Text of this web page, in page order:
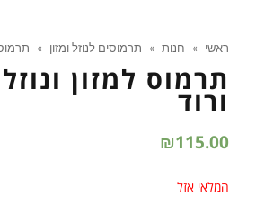
ראשי » חנות » תרמוסים לנוזל ומזון » תרמוס
ורוד
₪115.00
המלאי אזל